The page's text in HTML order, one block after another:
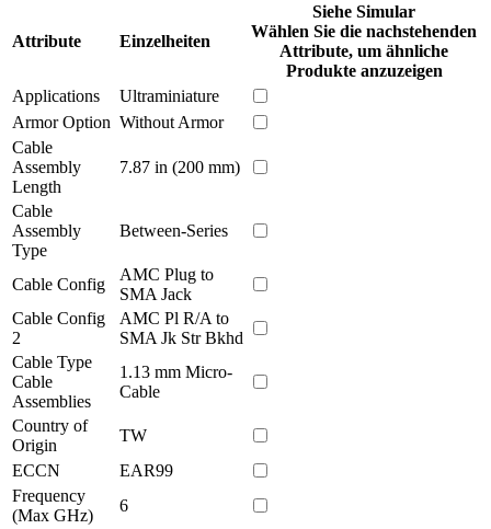
Attribute Einzelheiten
Siehe Simular
Wählen Sie die nachstehenden
Attribute, um ähnliche
Produkte anzuzeigen
Applications
Ultraminiature
Armor Option Without Armor
Cable
Assembly
Length
7.87 in (200 mm)
Cable
Assembly
Type
Between-Series
Cable Config
AMC Plug to
SMA Jack
Cable Config
2
AMC Pl R/A to
SMA Jk Str Bkhd
Cable Type
Cable
Assemblies
1.13 mm Micro-
Cable
Country of
Origin
TW
ECCN
EAR99
Frequency
(Max GHz)
6